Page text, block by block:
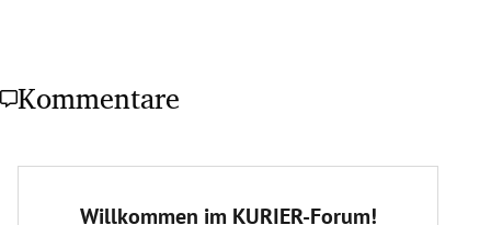
Kommentare